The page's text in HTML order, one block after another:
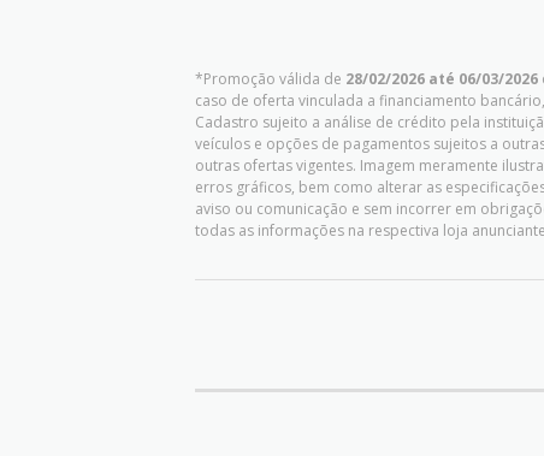
*Promoção válida de 28/02/2026 até 06/03/2026
caso de oferta vinculada a financiamento
Cadastro sujeito a análise de crédito pela
veículos e opções de pagamentos sujeitos a
outras ofertas vigentes. Imagem meramente
erros gráficos, bem como alterar as
aviso ou comunicação e sem incorrer em
todas as informações na respectiva loja